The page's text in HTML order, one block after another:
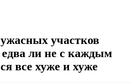
участков
едва ли не с каждым
все хуже и хуже